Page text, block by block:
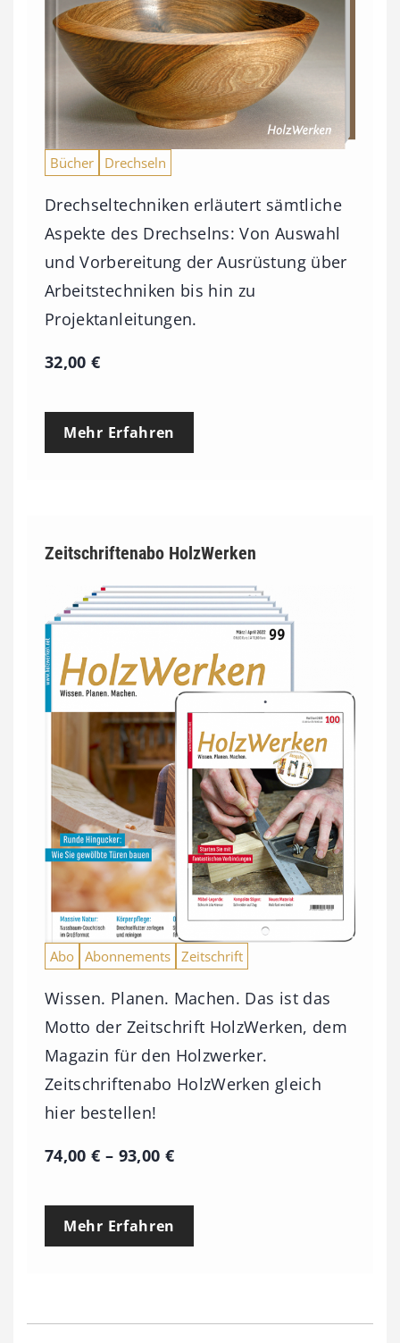
Bücher Drechseln
Drechseltechniken erläutert sämtliche
Aspekte des Drechselns: Von Auswahl
und Vorbereitung der Ausrüstung über
Arbeitstechniken bis hin zu
Projektanleitungen.
32,00€
Mehr Erfahren
Zeitschriftenabo HolzWerken
Abo Abonnements Zeitschrift
Wissen. Planen. Machen. Das ist das
Motto der Zeitschrift HolzWerken, dem
Magazin für den Holzwerker.
Zeitschriftenabo HolzWerken gleich
hier bestellen!
74,00€ – 93,00 €P
e
p
Mehr Erfahren